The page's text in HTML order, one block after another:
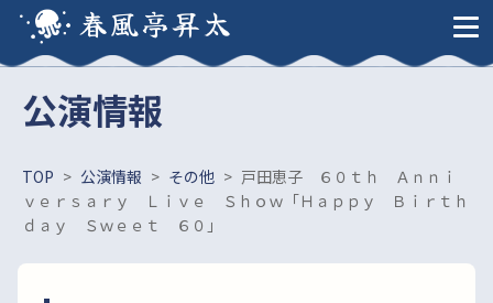
春風亭昇太
公演情報
TOP > 公演情報 > その他 > 戸田恵子 ６０ｔｈ Ａｎｎｉ
ｖｅｒｓａｒｙ Ｌｉｖｅ Ｓｈｏｗ「Ｈａｐｐｙ Ｂｉｒｔｈ
ｄａｙ Ｓｗｅｅｔ ６０」